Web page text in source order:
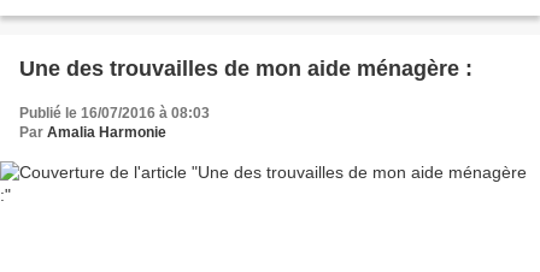
Une des trouvailles de mon aide ménagère :
Publié le 16/07/2016 à 08:03
Par Amalia Harmonie